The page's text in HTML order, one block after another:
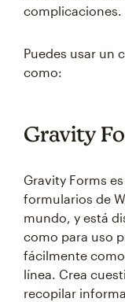
complicaciones.
Puedes usar un
como:
Gravity
Gravity Forms
formularios de
mundo, y está
como para uso
fácilmente
línea. Crea
recopilar